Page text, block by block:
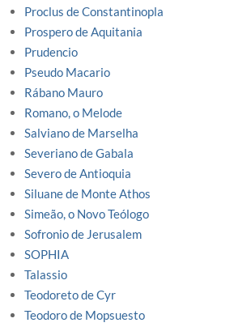
Proclus de Constantinopla
Prospero de Aquitania
Prudencio
Pseudo Macario
Rábano Mauro
Romano, o Melode
Salviano de Marselha
Severiano de Gabala
Severo de Antioquia
Siluane de Monte Athos
Simeão, o Novo Teólogo
Sofronio de Jerusalem
SOPHIA
Talassio
Teodoreto de Cyr
Teodoro de Mopsuesto